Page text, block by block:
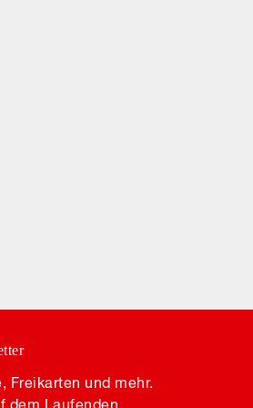
Freikarten und mehr.
dem Laufenden.